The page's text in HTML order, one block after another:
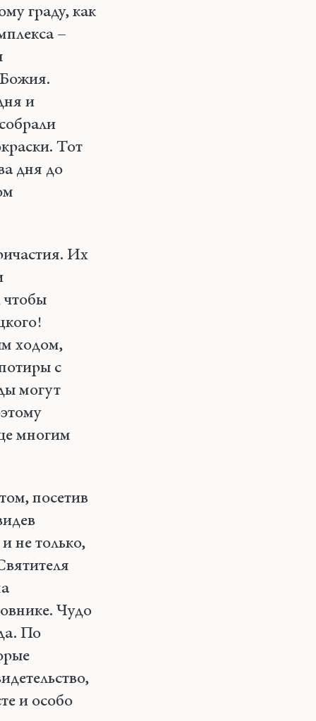
граду, как
–
Божия.
и
Тот
дня до
Их
чтобы
ходом,
с
могут
многим
посетив
не только,
Чудо
По
и особо